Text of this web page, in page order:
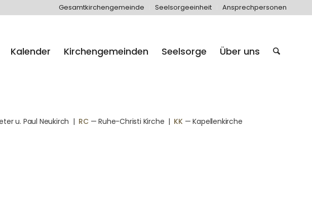
Gesamtkirchengemeinde Seelsorgeeinheit Ansprechpersonen
Kalender Kirchengemeinden Seelsorge Über uns
u. Paul Neukirch | RC— Ruhe-Christi Kirche | KK — Kapellenkirche